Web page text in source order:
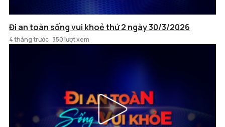
Đi an toàn sống vui khoẻ thứ 2 ngày 30/3/2026
4 tháng trước 350 lượt xem